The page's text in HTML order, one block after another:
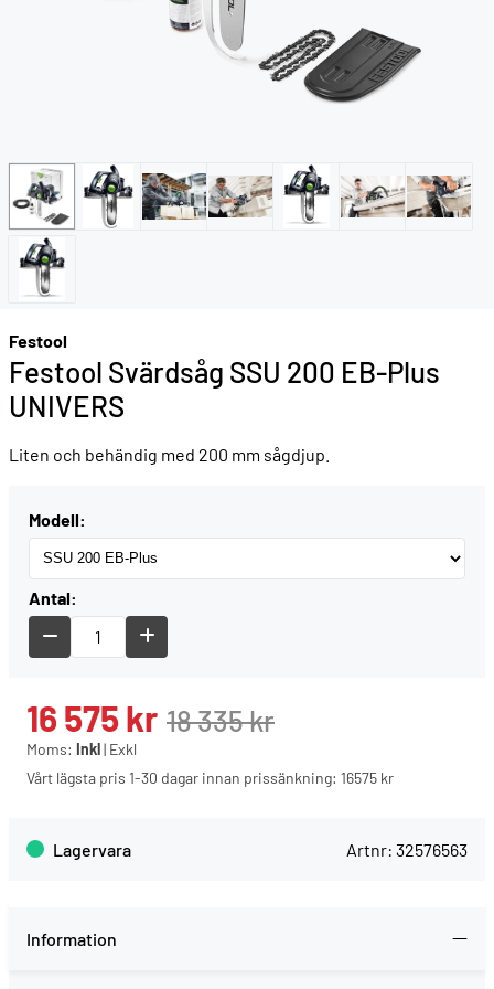
Festool
Festool Svärdsåg SSU 200 EB-Plus
UNIVERS
Liten och behändig med 200 mm sågdjup.
Modell:
Antal:
18 335kr
16 575kr
Moms: Inkl| Exkl
Vårt lägsta pris 1-30 dagar innan prissänkning: 16575 kr
Lagervara Artnr: 32576563
Information